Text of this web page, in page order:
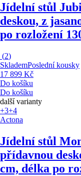
Jídelní stůl
deskou, z
po rozložení
(2)
SklademPoslední kousky
17 899 Kč
Do košíku
Do košíku
další varianty
+3+4
Actona
Jídelní stůl
přídavnou
cm, délka po